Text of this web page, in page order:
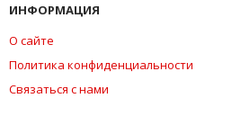
ИНФОРМАЦИЯ
О сайте
Политика конфиденциальности
Связаться с нами